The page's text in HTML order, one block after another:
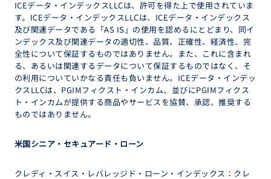
ICEデータ・インデックスLLCは、許可を得た上で使用されていま
す。ICEデータ・インデックスLLCは、ICEデータ・インデックス
及び関連データである「AS IS」の使用を認めるにとどまり、同イ
ンデックス及び関連データの適切性、品質、正確性、経済性、完
全性について保証するものではありません。また、これに含まれ
る、あるいは関連するデータについて保証するものではなく、そ
の利用についていかなる責任も負いません。ICEデータ・インデッ
クスLLCは、PGIMフィクスト・インカム、並びにPGIMフィクス
ト・インカムが提供する商品やサービスを協賛、承認、推奨する
ものではありません。
米国シニア・セキュアード・ローン
クレディ・スイス・レバレッジド・ローン・インデックス：クレ